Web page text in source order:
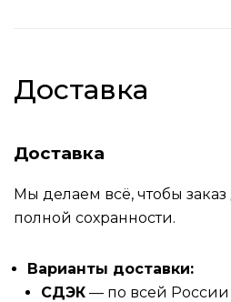
Доставка
Доставка
Мы делаем всё, чтобы
полной сохранности.
Варианты доставки:
СДЭК — по всей России